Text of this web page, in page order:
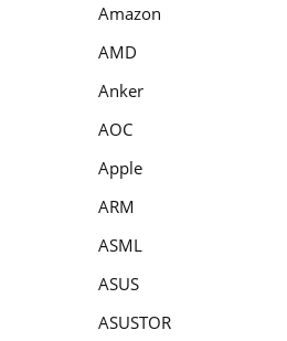
Amazon
AMD
Anker
AOC
Apple
ARM
ASML
ASUS
ASUSTOR